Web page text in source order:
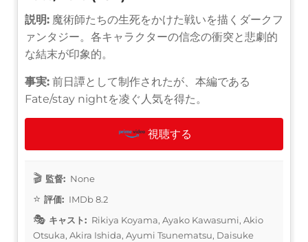
説明: 魔術師たちの生死をかけた戦いを描くダークフ
ァンタジー。各キャラクターの信念の衝突と悲劇的
な結末が印象的。
事実: 前日譚として制作されたが、本編である
Fate/stay nightを凌ぐ人気を得た。
視聴する
監督: None
評価: IMDb 8.2
キャスト: Rikiya Koyama, Ayako Kawasumi, Akio
Otsuka, Akira Ishida, Ayumi Tsunematsu, Daisuke